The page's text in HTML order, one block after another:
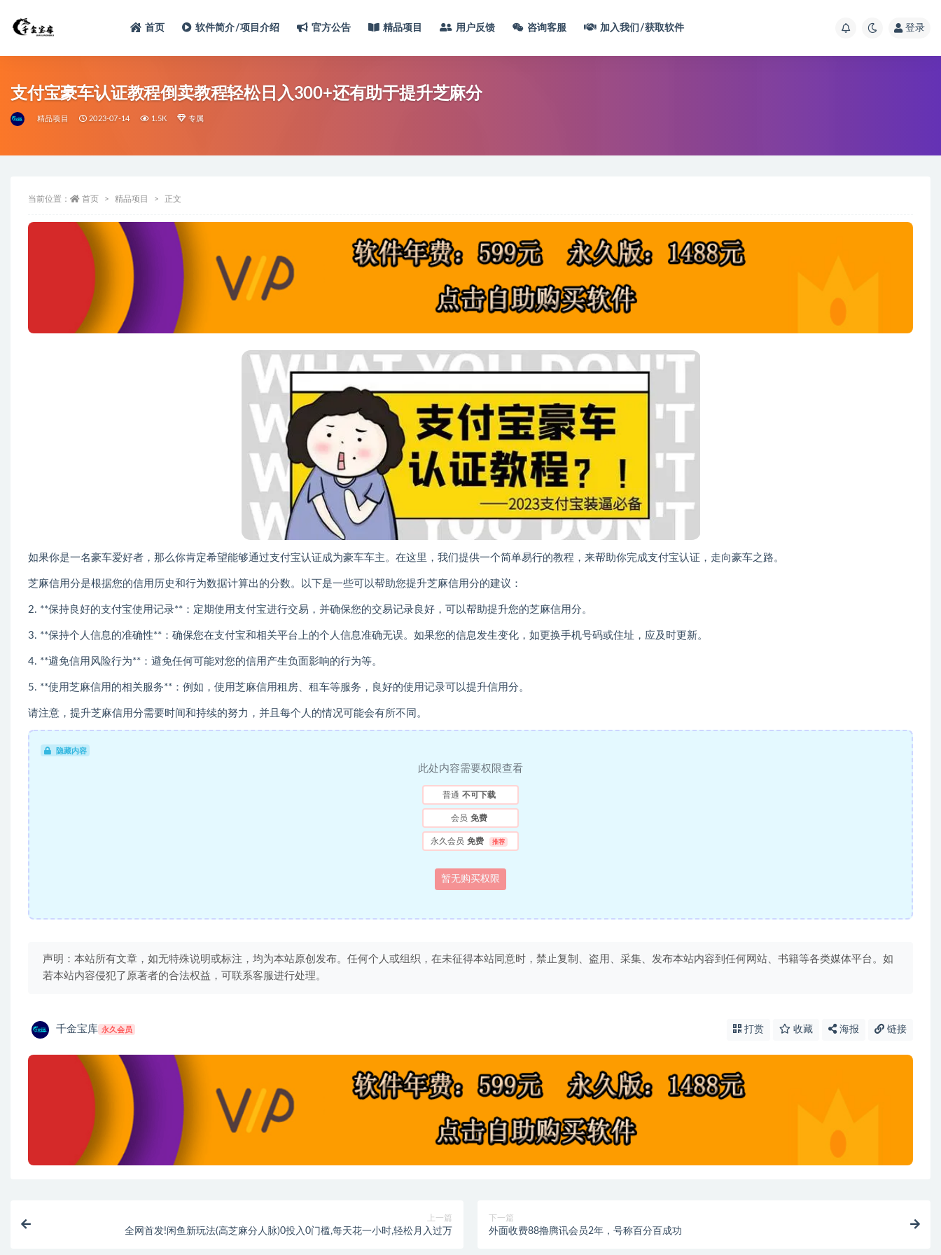
首页 软件简介/项目介绍 官方公告 精品项目 用户反馈 咨询客服 加入我们/获取软件 登录
支付宝豪车认证教程倒卖教程轻松日入300+还有助于提升芝麻分
精品项目 2023-07-14 1.5K 专属
当前位置： 首页 精品项目 正文
如果你是一名豪车爱好者，那么你肯定希望能够通过支付宝认证成为豪车车主。在这里，我们提供一个简单易行的教程，来帮助你完成支付宝认证，走向豪车之路。
芝麻信用分是根据您的信用历史和行为数据计算出的分数。以下是一些可以帮助您提升芝麻信用分的建议：
2. **保持良好的支付宝使用记录**：定期使用支付宝进行交易，并确保您的交易记录良好，可以帮助提升您的芝麻信用分。
3. **保持个人信息的准确性**：确保您在支付宝和相关平台上的个人信息准确无误。如果您的信息发生变化，如更换手机号码或住址，应及时更新。
4. **避免信用风险行为**：避免任何可能对您的信用产生负面影响的行为等。
5. **使用芝麻信用的相关服务**：例如，使用芝麻信用租房、租车等服务，良好的使用记录可以提升信用分。
请注意，提升芝麻信用分需要时间和持续的努力，并且每个人的情况可能会有所不同。
隐藏内容
此处内容需要权限查看
普通 不可下载
会员 免费
永久会员 免费 推荐
暂无购买权限
声明：本站所有文章，如无特殊说明或标注，均为本站原创发布。任何个人或组织，在未征得本站同意时，禁止复制、盗用、采集、发布本站内容到任何网站、书籍等各类媒体平台。如
若本站内容侵犯了原著者的合法权益，可联系客服进行处理。
千金宝库 永久会员 打赏 收藏 海报 链接
上一篇
全网首发!闲鱼新玩法(高芝麻分人脉)0投入0门槛,每天花一小时,轻松月入过万
下一篇
外面收费88撸腾讯会员2年，号称百分百成功